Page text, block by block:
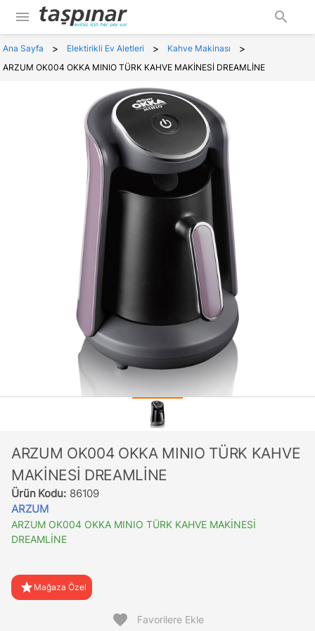
menu search
Ana Sayfa > Elektirikli Ev Aletleri > Kahve Makinası >
ARZUM OK004 OKKA MINIO TÜRK KAHVE MAKİNESİ DREAMLİNE
ARZUM OK004 OKKA MINIO TÜRK KAHVE
MAKİNESİ DREAMLİNE
Ürün Kodu: 86109
ARZUM
ARZUM OK004 OKKA MINIO TÜRK KAHVE MAKİNESİ
DREAMLİNE
star Mağaza Özel
favorite Favorilere Ekle